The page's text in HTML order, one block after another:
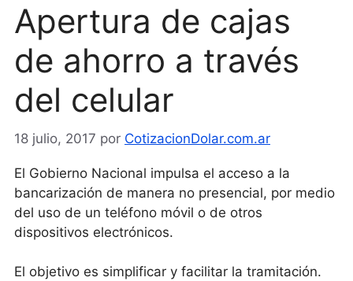
Apertura de cajas
de ahorro a través
del celular
18 julio, 2017 por CotizacionDolar.com.ar
El Gobierno Nacional impulsa el acceso a la
bancarización de manera no presencial, por medio
del uso de un teléfono móvil o de otros
dispositivos electrónicos.
El objetivo es simplificar y facilitar la tramitación.